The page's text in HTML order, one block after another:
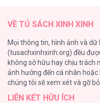
KẺ ĐÁNH
184
Cuộc Sống Sung
140
Đứa Nhỏ Không
VỀ TỦ SÁCH XINH XINH
Mọi thông tin, hình ảnh và
(tusachxinhxinh.org) đều
không sở hữu hay chịu trách
ảnh hưởng đến cá nhân
chúng tôi sẽ xem xét và gỡ
LIÊN KẾT HỮU ÍCH